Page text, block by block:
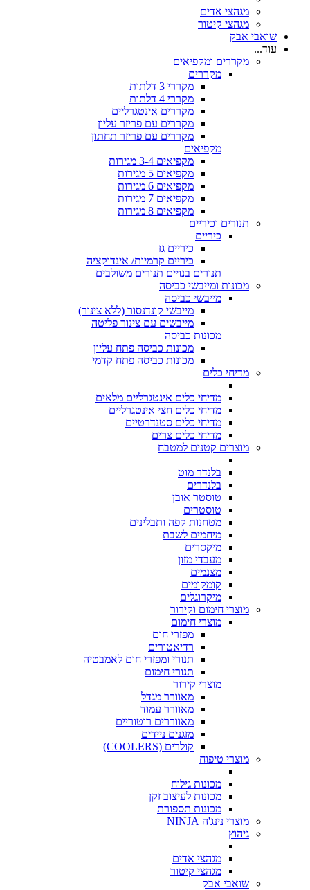
מגהצי אדים
מגהצי קיטור
שואבי אבק
עוד...
מקררים ומקפיאים
מקררים
מקררי 3 דלתות
מקררי 4 דלתות
מקררים אינטגרליים
מקררים עם פריזר עליון
מקררים עם פריזר תחתון
מקפיאים
מקפיאים 3-4 מגירות
מקפיאים 5 מגירות
מקפיאים 6 מגירות
מקפיאים 7 מגירות
מקפיאים 8 מגירות
תנורים וכיריים
כיריים
כיריים גז
כיריים קרמיות/ אינדוקציה
תנורים בנויים תנורים משולבים
מכונות ומייבשי כביסה
מייבשי כביסה
מייבשי קונדנסור (ללא צינור)
מייבשים עם צינור פליטה
מכונות כביסה
מכונות כביסה פתח עליון
מכונות כביסה פתח קדמי
מדיחי כלים
מדיחי כלים אינטגרליים מלאים
מדיחי כלים חצי אינטגרליים
מדיחי כלים סטנדרטיים
מדיחי כלים צרים
מוצרים קטנים למטבח
בלנדר מוט
בלנדרים
טוסטר אובן
טוסטרים
מטחנות קפה ותבלינים
מיחמים לשבת
מיקסרים
מעבדי מזון
מצנמים
קומקומים
מיקרוגלים
מוצרי חימום וקירור
מוצרי חימום
מפזרי חום
רדיאטורים
תנורי ומפזרי חום לאמבטיה
תנורי חימום
מוצרי קירור
מאוורר מגדל
מאוורר עמוד
מאווררים רוטוריים
מזגנים ניידים
קולרים (COOLERS)
מוצרי טיפוח
מכונות גילוח
מכונות לעיצוב זקן
מכונות תספורת
מוצרי נינג'ה NINJA
גיהוץ
מגהצי אדים
מגהצי קיטור
שואבי אבק